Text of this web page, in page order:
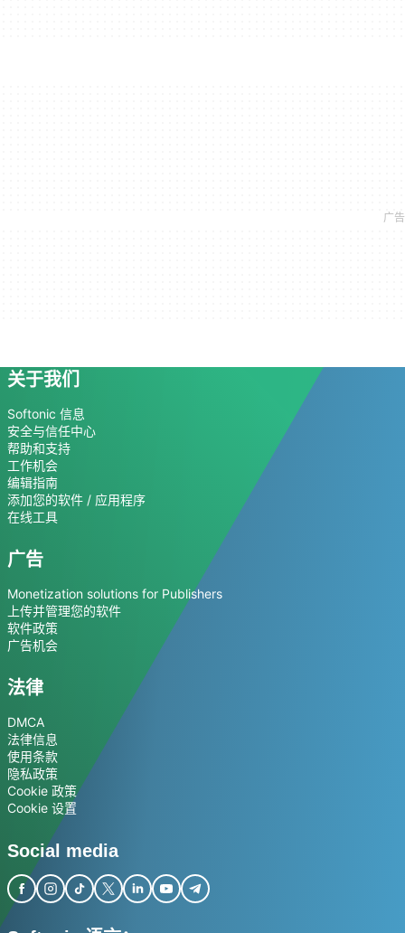
关于我们
Softonic 信息
安全与信任中心
帮助和支持
工作机会
编辑指南
添加您的软件 / 应用程序
在线工具
广告
Monetization solutions for Publishers
上传并管理您的软件
软件政策
广告机会
法律
DMCA
法律信息
使用条款
隐私政策
Cookie 政策
Cookie 设置
Social media